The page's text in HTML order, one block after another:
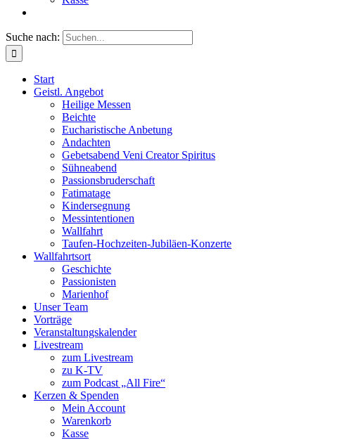
Suche nach:
Start
Geistl. Angebot
Heilige Messen
Beichte
Eucharistische Anbetung
Andachten
Gebetsabend Veni Creator Spiritus
Sühneabend
Passionsbruderschaft
Fatimatage
Kindersegnung
Messintentionen
Wallfahrt
Taufen-Hochzeiten-Jubiläen-Konzerte
Wallfahrtsort
Geschichte
Passionisten
Marienhof
Unser Team
Vorträge
Veranstaltungskalender
Livestream
zum Livestream
zu K-TV
zum Podcast „All Fire“
Kerzen & Spenden
Mein Account
Warenkorb
Kasse